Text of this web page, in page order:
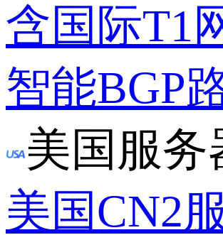
含国际T1
智能BGP
美国服务
美国CN2